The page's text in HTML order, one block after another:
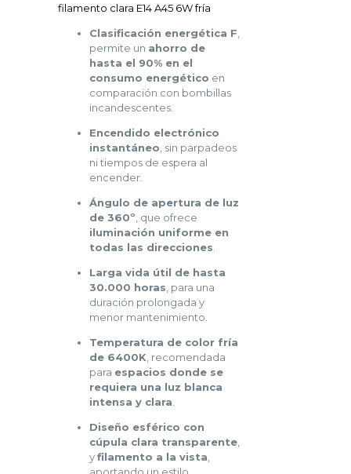
filamento clara E14 A45 6W fría
Clasificación energética F
permite un ahorro de
hasta el 90% en el
consumo energético en
comparación con bombillas
incandescentes.
Encendido electrónico
instantáneo , sin parpadeos
ni tiempos de espera al
encender.
Ángulo de apertura de luz
de 360º , que ofrece
iluminación uniforme en
todas las direcciones
Larga vida útil de hasta
30.000 horas , para una
duración prolongada y
menor mantenimiento.
Temperatura de color fría
de 6400K , recomendada
para espacios donde se
requiera una luz blanca
intensa y clara
Diseño esférico con
cúpula clara transparente
yfilamento a la vista